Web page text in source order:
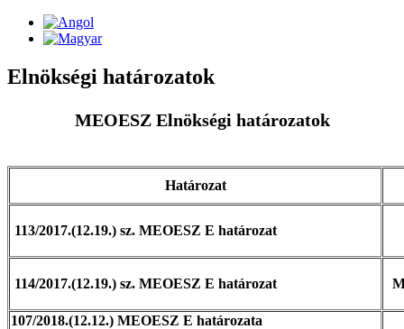
Elnökségi határozatok
MEOESZ Elnökségi határozatok
Határozat
113/2017.(12.19.) sz. MEOESZ E határozat
114/2017.(12.19.) sz. MEOESZ E határozat
107/2018.(12.12.) MEOESZ E határozata